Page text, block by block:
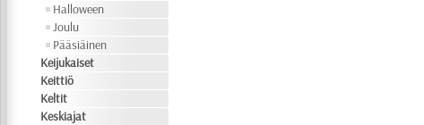
Halloween
Joulu
Pääsiäinen
Keijukaiset
Keittiö
Keltit
Keskiajat